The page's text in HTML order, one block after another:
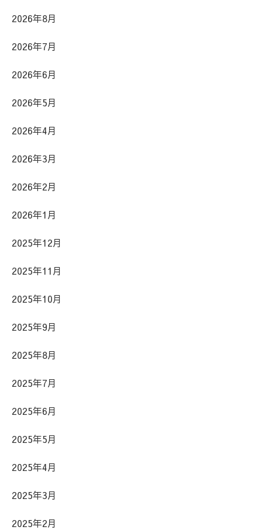
2026年8月
2026年7月
2026年6月
2026年5月
2026年4月
2026年3月
2026年2月
2026年1月
2025年12月
2025年11月
2025年10月
2025年9月
2025年8月
2025年7月
2025年6月
2025年5月
2025年4月
2025年3月
2025年2月